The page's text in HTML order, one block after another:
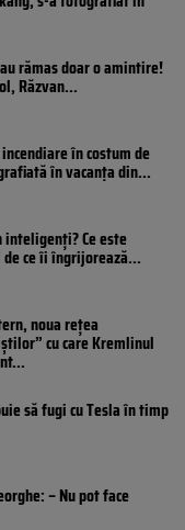
rămas doar o amintire!
Răzvan...
în costum de
în vacanța din...
Ce este
ce îi îngrijorează...
noua rețea
cu care Kremlinul
să fugi cu Tesla în timp
– Nu pot face